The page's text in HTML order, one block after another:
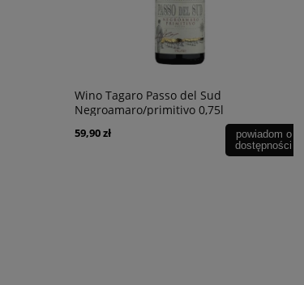
Wino Tagaro Passo del Sud
Negroamaro/primitivo 0,75l
59,90 zł
powiadom o
dostępności